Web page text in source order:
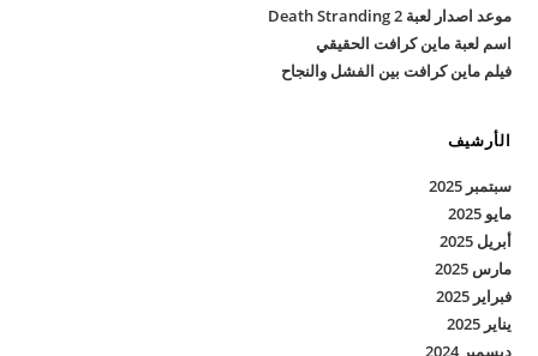
موعد اصدار لعبة Death Stranding 2
اسم لعبة ماين كرافت الحقيقي
فيلم ماين كرافت بين الفشل والنجاح
الأرشيف
سبتمبر 2025
مايو 2025
أبريل 2025
مارس 2025
فبراير 2025
يناير 2025
ديسمبر 2024